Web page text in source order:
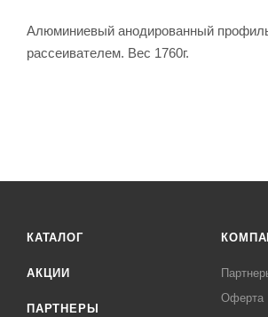
Алюминиевый анодированный
рассеивателем. Вес 1760г.
КАТАЛОГ
АКЦИИ
ПАРТНЕРЫ
Оферта